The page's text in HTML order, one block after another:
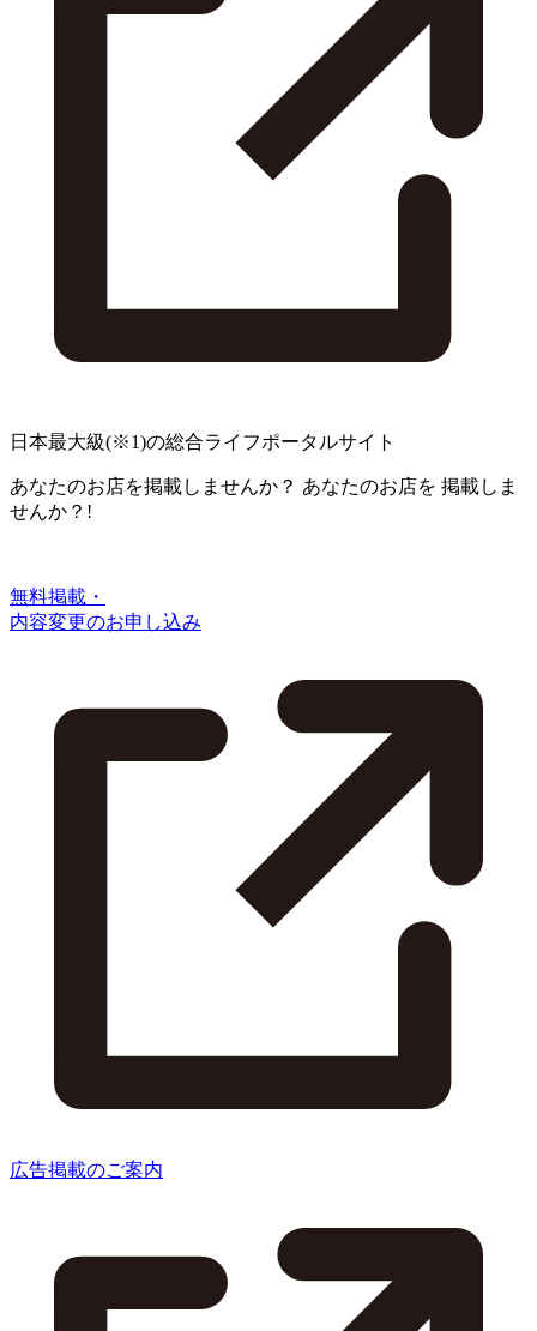
日本最大級(※1)の総合ライフポータルサイト
あなたのお店を掲載しませんか？ あなたのお店を 掲載しま
せんか？!
無料掲載・
内容変更のお申し込み
広告掲載のご案内